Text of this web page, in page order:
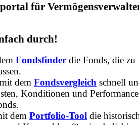
für
durch!
Fondsfinder die Fonds, die zu
dem Fondsvergleich schnell
Konditionen und Performance
dem Portfolio-Tool die